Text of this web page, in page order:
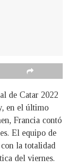
de Catar 2022
en el último
Francia contó
El equipo de
la totalidad
del viernes.